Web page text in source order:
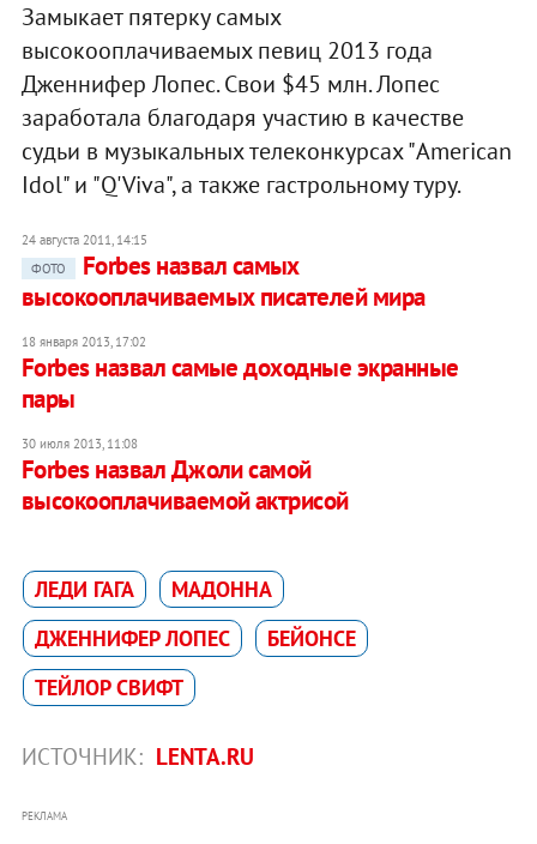
Замыкает пятерку самых
высокооплачиваемых певиц 2013 года
Дженнифер Лопес. Свои $45 млн. Лопес
заработала благодаря участию в качестве
судьи в музыкальных телеконкурсах "American
Idol" и "Q'Viva", а также гастрольному туру.
24 августа 2011, 14:15
ФОТО
Forbes назвал самых
высокооплачиваемых писателей мира
18 января 2013, 17:02
Forbes назвал самые доходные экранные
пары
30 июля 2013, 11:08
Forbes назвал Джоли самой
высокооплачиваемой актрисой
ЛЕДИ ГАГА
МАДОННA
ДЖЕННИФЕР ЛОПЕС
БЕЙОНСЕ
ТЕЙЛОР СВИФТ
ИСТОЧНИК: LENTA.RU
РЕКЛАМА